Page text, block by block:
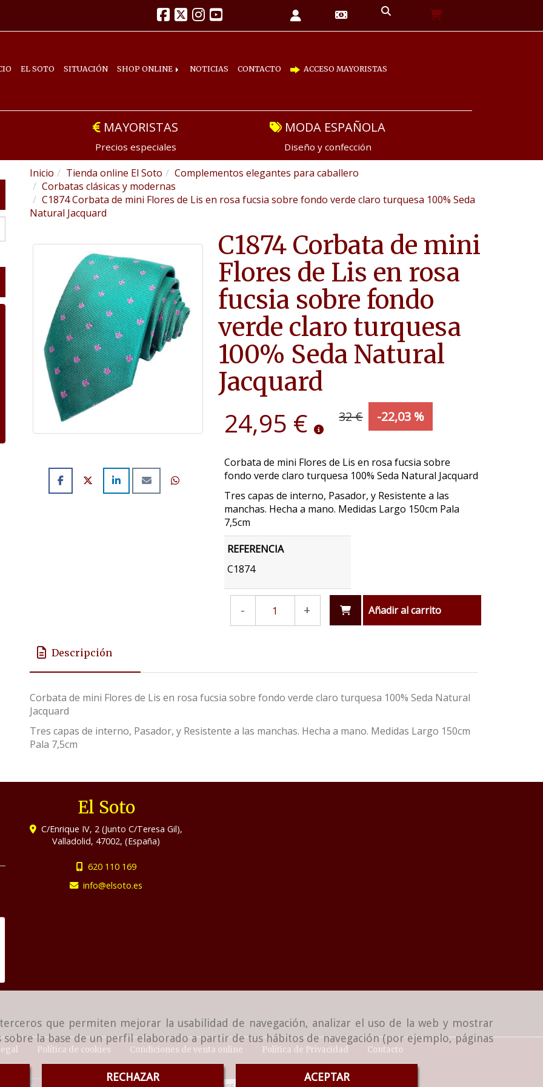
que permiten mejorar la usabilidad de navegación, analizar el uso de la web y mostrar
la base de un perfil elaborado a partir de tus hábitos de navegación (por ejemplo, páginas
RECHAZAR ACEPTAR
EL SOTO SITUACIÓN SHOP ONLINE NOTICIAS CONTACTO ACCESO MAYORISTAS
MAYORISTAS
Precios especiales
MODA ESPAÑOLA
Diseño y confección
Inicio Tienda online El Soto
Complementos elegantes para caballero
Corbatas clásicas y modernas
C1874 Corbata de mini Flores de Lis en rosa fucsia sobre fondo verde claro turquesa 100% Seda
Natural Jacquard
C1874 Corbata de mini
Flores de Lis en rosa
fucsia sobre fondo
verde claro turquesa
100% Seda Natural
Jacquard
24,95 € 32 € -22,03 %
Corbata de mini Flores de Lis en rosa fucsia sobre
fondo verde claro turquesa 100% Seda Natural Jacquard
Tres capas de interno, Pasador, y Resistente a las
manchas. Hecha a mano. Medidas Largo 150cm Pala
7,5cm
REFERENCIA
C1874
- + Añadir al carrito
Descripción
Corbata de mini Flores de Lis en rosa fucsia sobre fondo verde claro turquesa 100% Seda Natural
Jacquard
Tres capas de interno, Pasador, y Resistente a las manchas. Hecha a mano. Medidas Largo 150cm
Pala 7,5cm
El Soto
C/Enrique IV, 2 (Junto C/Teresa Gil),
Valladolid, 47002,(España)
620 110 169
info
elsoto.es
Política de cookies Condiciones de venta online Política de Privacidad Contacto